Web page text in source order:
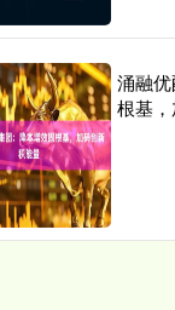
涌融
根基